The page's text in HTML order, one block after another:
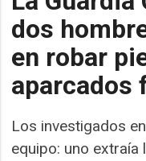
dos
en robar
aparcados
Los investigados
equipo: uno